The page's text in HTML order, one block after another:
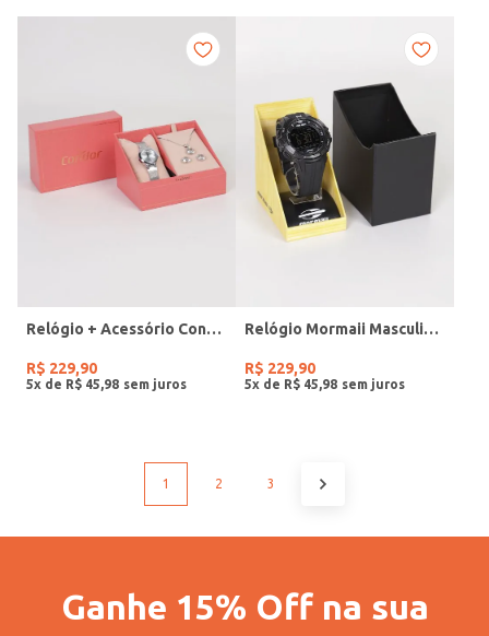
Relógio + Acessório Condor Feminino PRATA
R$ 229,90
5x de R$ 45 98
Relógio Mormaii Masculino PRETO
R$ 229,90
5x de R$ 45 98
1 2 3
Ganhe 15% Off na sua